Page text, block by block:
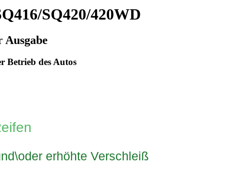
SQ420/420WD
Ausgabe
Betrieb des Autos
erhöhte Verschleiß